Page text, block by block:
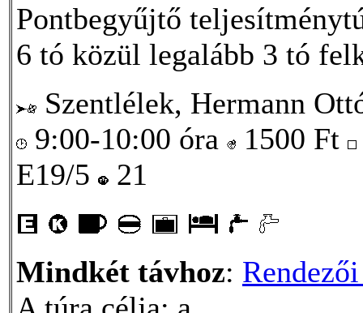
Pontbegyűjtő
6 tó közül legalább 3 tó
Szentlélek, Hermann
9:00-10:00 óra
1500 Ft
E19/5
21
Mindkét távhoz: